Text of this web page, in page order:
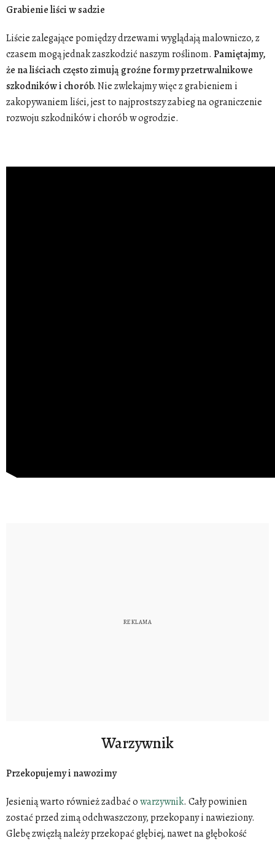
Grabienie liści w sadzie
Liście zalegające pomiędzy drzewami wyglądają malowniczo, z
czasem mogą jednak zaszkodzić naszym roślinom. Pamiętajmy,
że na liściach często zimują groźne formy przetrwalnikowe
szkodników i chorób.Nie zwlekajmy więc z grabieniem i
zakopywaniem liści, jest to najprostszy zabieg na ograniczenie
rozwoju szkodników i chorób w ogrodzie.
Warzywnik
Przekopujemy i nawozimy
Jesienią warto również zadbać owarzywnik. Cały powinien
zostać przed zimą odchwaszczony, przekopany i nawieziony.
Glebę zwięzłą należy przekopać głębiej, nawet na głębokość